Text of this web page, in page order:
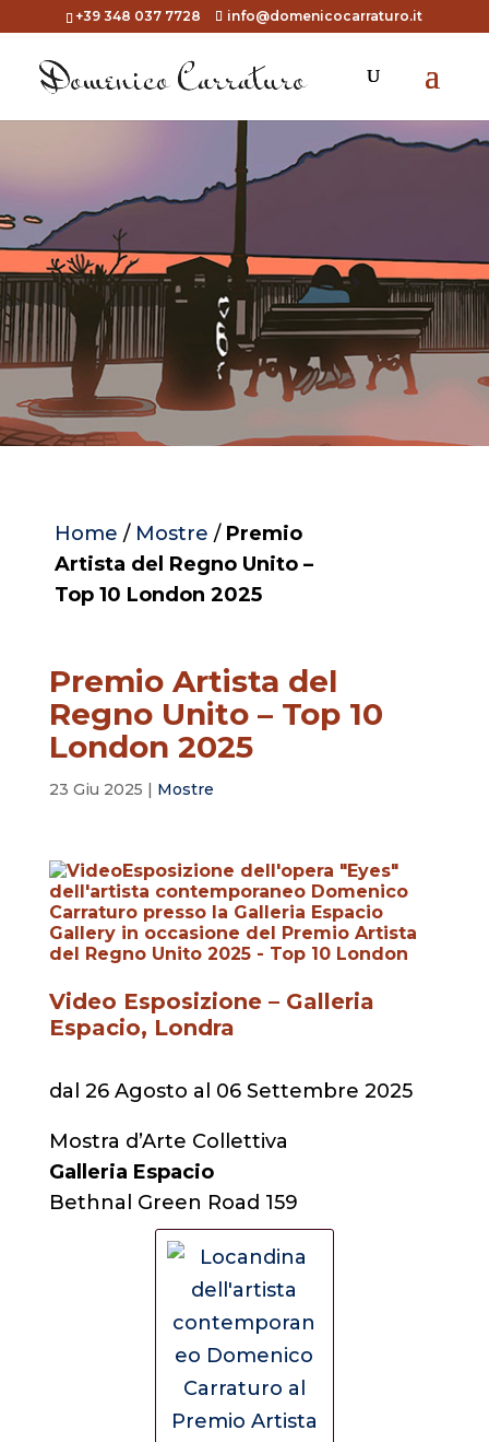
+39 348 037 7728 info@domenicocarraturo.it
Home / Mostre / Premio
Artista del Regno Unito –
Top 10 London 2025
Premio Artista del
Regno Unito – Top 10
London 2025
23 Giu 2025 | Mostre
Video Esposizione – Galleria
Espacio, Londra
dal 26 Agosto al 06 Settembre 2025
Mostra d’Arte Collettiva
Galleria Espacio
Bethnal Green Road 159